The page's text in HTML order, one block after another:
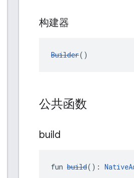
构建器
Builder()
公共函数
build
fun build():